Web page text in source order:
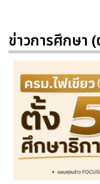
ข่าวการศึกษา